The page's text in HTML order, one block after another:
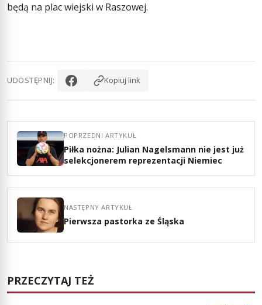
będą na plac wiejski w Raszowej.
UDOSTĘPNIJ: Kopiuj link
POPRZEDNI ARTYKUŁ
Piłka nożna: Julian Nagelsmann nie jest już
selekcjonerem reprezentacji Niemiec
NASTĘPNY ARTYKUŁ
Pierwsza pastorka ze Śląska
PRZECZYTAJ TEŻ